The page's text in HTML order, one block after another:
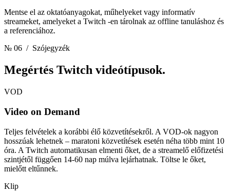
Mentse el az oktatóanyagokat, műhelyeket vagy informatív
streameket, amelyeket a Twitch -en tárolnak az offline tanuláshoz és
a referenciához.
№ 06 / Szójegyzék
Megértés Twitch videótípusok.
VOD
Video on Demand
Teljes felvételek a korábbi élő közvetítésekről. A VOD-ok nagyon
hosszúak lehetnek – maratoni közvetítések esetén néha több mint 10
óra. A Twitch automatikusan elmenti őket, de a streamelő előfizetési
szintjétől függően 14-60 nap múlva lejárhatnak. Töltse le őket,
mielőtt eltűnnek.
Klip